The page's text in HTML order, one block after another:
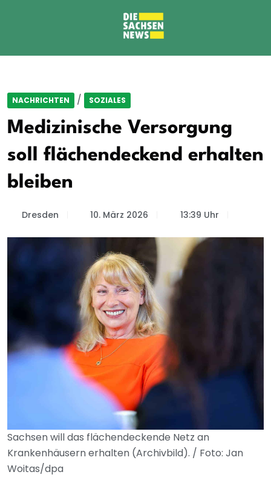
NACHRICHTEN / SOZIALES
Medizinische Versorgung
soll flächendeckend erhalten
bleiben
Dresden 10. März 2026 13:39 Uhr
Sachsen will das flächendeckende Netz an
Krankenhäusern erhalten (Archivbild). / Foto: Jan
Woitas/dpa